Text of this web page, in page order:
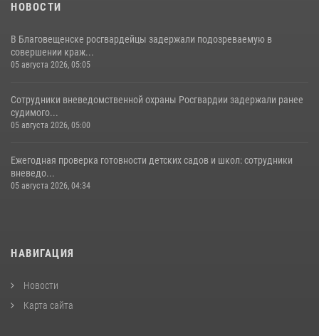
НОВОСТИ
В Благовещенске росгвардейцы задержали подозреваемую в
совершении краж...
05 августа 2026, 05:05
Сотрудники вневедомственной охраны Росгвардии задержали ранее
судимого...
05 августа 2026, 05:00
Ежегодная проверка готовности детских садов и школ: сотрудники
вневедо...
05 августа 2026, 04:34
НАВИГАЦИЯ
Новости
Карта сайта